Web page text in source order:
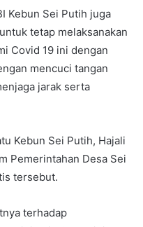
Kebun Sei Putih juga
tetap melaksanakan
Covid 19 ini dengan
mencuci tangan
jarak serta
Kebun Sei Putih, Hajali
Pemerintahan Desa Sei
tersebut.
terhadap